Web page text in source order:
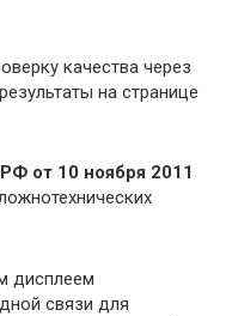
качества через
на странице
от 10 ноября 2011
дисплеем
связи для